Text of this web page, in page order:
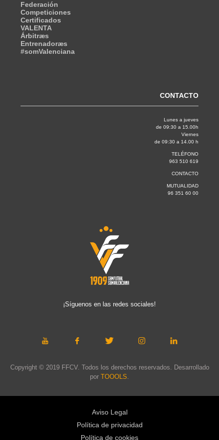
Federación
Competiciones
Certificados
VALENTA
Árbitræs
Entrenadoræs
#somValenciana
CONTACTO
Lunes a jueves
de 09:30 a 15.00h
Viernes
de 09:30 a 14.00 h
TELÉFONO
963 510 619
CONTACTO
MUTUALIDAD
96 351 60 00
¡Síguenos en las redes sociales!
Copyright © 2019 FFCV. Todos los derechos reservados. Desarrollado
por TOOOLS.
Aviso Legal
Política de privacidad
Política de cookies